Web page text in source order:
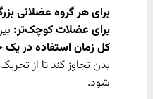
برای هر گروه عضلانی
برای عضلات کوچک‌تر:
کل زمان استفاده در
بدن تجاوز کند تا از
شود.